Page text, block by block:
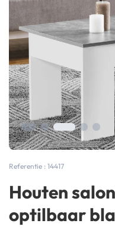
Referentie : 14417
Houten
optilbaar